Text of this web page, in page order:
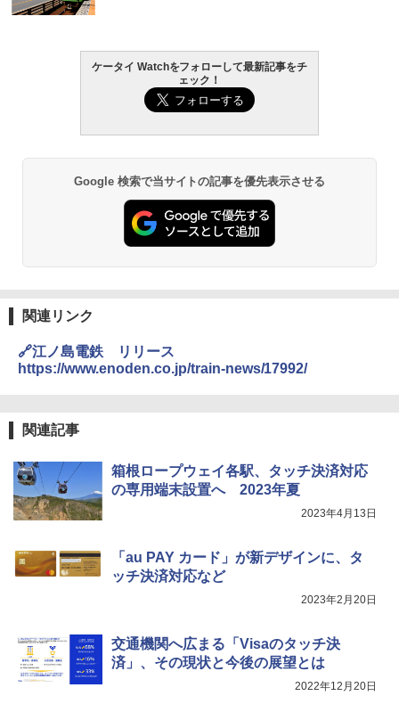
ケータイ Watchをフォローして最新記事をチ
ェック！
Google 検索で当サイトの記事を優先表示させる
関連リンク
🔗江ノ島電鉄 リリース
https://www.enoden.co.jp/train-news/17992/
関連記事
箱根ロープウェイ各駅、タッチ決済対応
の専用端末設置へ 2023年夏
2023年4月13日
「au PAY カード」が新デザインに、タ
ッチ決済対応など
2023年2月20日
交通機関へ広まる「Visaのタッチ決
済」、その現状と今後の展望とは
2022年12月20日